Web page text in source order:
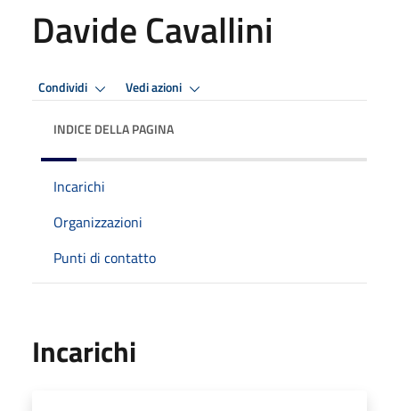
Davide Cavallini
Condividi Vedi azioni
INDICE DELLA PAGINA
Incarichi
Organizzazioni
Punti di contatto
Incarichi